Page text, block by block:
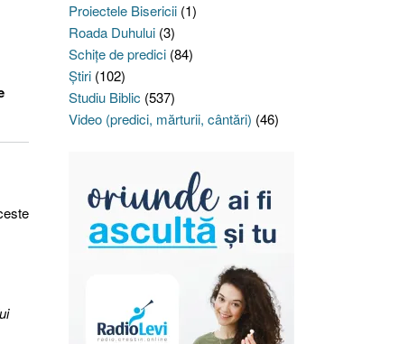
Proiectele Bisericii(1)
Roada Duhului(3)
Schiţe de predici(84)
Ştiri(102)
Studiu Biblic (537)
Video (predici, mărturii, cântări) (46)